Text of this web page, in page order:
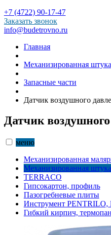
+7 (4722) 90-17-47
Заказать звонок
info@budetrovno.ru
Главная
Механизированная
Запасные части
Датчик воздушного
Датчик
меню
Механизированная
Механизированная
TERRACO
Гипсокартон, профиль
Пазогребневые плиты
Инструмент PENTRILO,
Гибкий кирпич,